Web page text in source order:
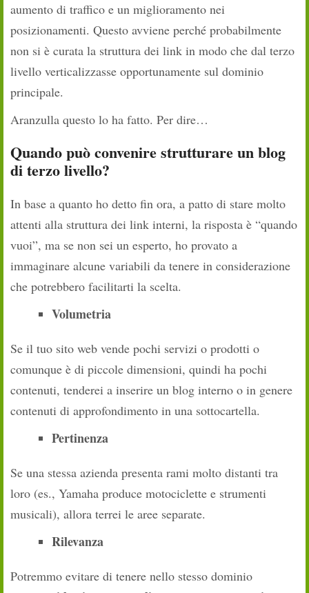
aumento di traffico e un miglioramento nei
posizionamenti. Questo avviene perché probabilmente
non si è curata la struttura dei link in modo che dal terzo
livello verticalizzasse opportunamente sul dominio
principale.
Aranzulla questo lo ha fatto. Per dire…
Quando può convenire strutturare un blog
di terzo livello?
In base a quanto ho detto fin ora, a patto di stare molto
attenti alla struttura dei link interni, la risposta è “quando
vuoi”, ma se non sei un esperto, ho provato a
immaginare alcune variabili da tenere in considerazione
che potrebbero facilitarti la scelta.
Volumetria
Se il tuo sito web vende pochi servizi o prodotti o
comunque è di piccole dimensioni, quindi ha pochi
contenuti, tenderei a inserire un blog interno o in genere
contenuti di approfondimento in una sottocartella.
Pertinenza
Se una stessa azienda presenta rami molto distanti tra
loro (es., Yamaha produce motociclette e strumenti
musicali), allora terrei le aree separate.
Rilevanza
Potremmo evitare di tenere nello stesso dominio